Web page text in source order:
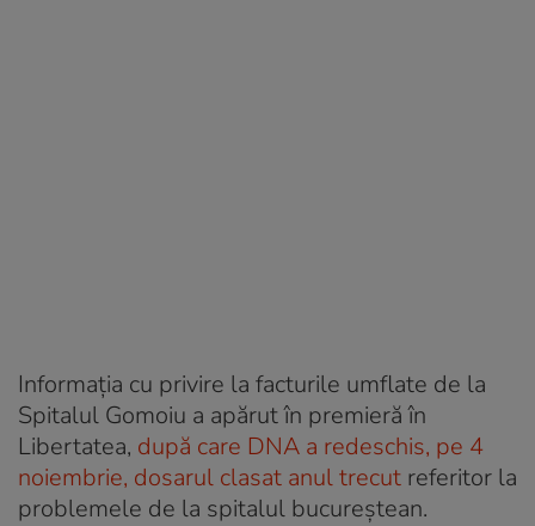
Informația cu privire la facturile umflate de la
Spitalul Gomoiu a apărut în premieră în
Libertatea, după care DNA a redeschis, pe 4
noiembrie, dosarul clasat anul trecut referitor la
problemele de la spitalul bucureștean.